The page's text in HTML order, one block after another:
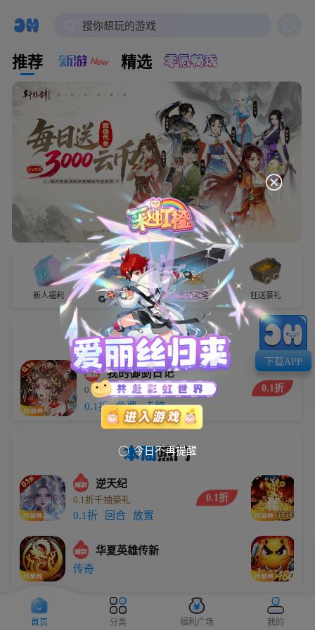
搜你想玩的游戏
推荐 精选
新人福利 试玩有奖 省钱攻略 狂送豪礼
小编推荐
我的御剑日记
0.1折每日送6480
5.9万
0.1折
免费 卡牌
0.1折
本周热门
逆天纪
0.1折千抽豪礼
0.1折 回合 放置
0.1折
华夏英雄传新
传奇
大圣
0.1折无限代金买断版 0.1折
下载APP
 今日不再提醒
首页 分类 福利广场 我的